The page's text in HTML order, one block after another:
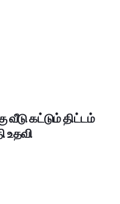
கட்டும் திட்டம்
உதவி